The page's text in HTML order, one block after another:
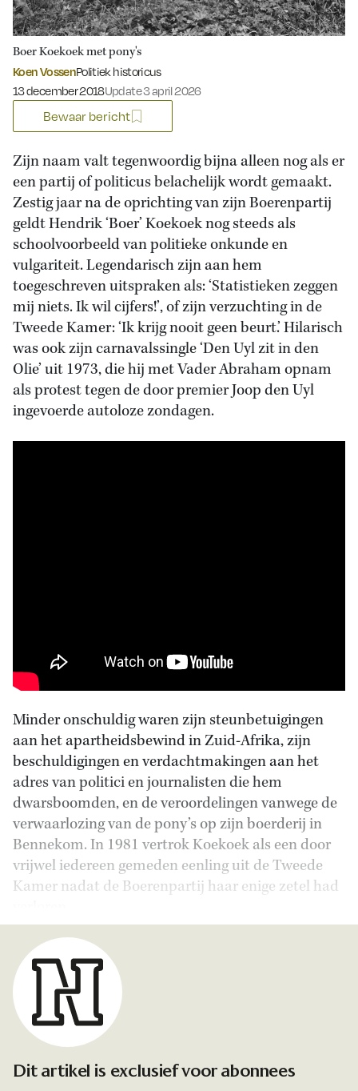
Boer Koekoek met pony's
Koen VossenPolitiek historicus
Gepubliceerd op:
13 december 2018Update 3 april 2026
Bewaar bericht
Zijn naam valt tegenwoordig bijna alleen nog als er
een partij of politicus belachelijk wordt gemaakt.
Zestig jaar na de oprichting van zijn Boerenpartij
geldt Hendrik ‘Boer’ Koekoek nog steeds als
schoolvoorbeeld van politieke onkunde en
vulgariteit. Legendarisch zijn aan hem
toegeschreven uitspraken als: ‘Statistieken zeggen
mij niets. Ik wil cijfers!’, of zijn verzuchting in de
Tweede Kamer: ‘Ik krijg nooit geen beurt.’ Hilarisch
was ook zijn carnavalssingle ‘Den Uyl zit in den
Olie’ uit 1973, die hij met Vader Abraham opnam
als protest tegen de door premier Joop den Uyl
ingevoerde autoloze zondagen.
Minder onschuldig waren zijn steunbetuigingen
aan het apartheidsbewind in Zuid-Afrika, zijn
beschuldigingen en verdachtmakingen aan het
adres van politici en journalisten die hem
dwarsboomden, en de veroordelingen vanwege de
verwaarlozing van de pony’s op zijn boerderij in
Bennekom. In 1981 vertrok Koekoek als een door
vrijwel iedereen gemeden eenling uit de Tweede
Kamer nadat de Boerenpartij haar enige zetel had
Dit artikel is exclusief voor abonnees